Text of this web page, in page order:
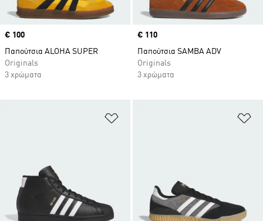
Price
€ 100
Παπούτσια ALOHA SUPER
Originals
3 χρώματα
Price
€ 110
Παπούτσια SAMBA ADV
Originals
3 χρώματα
Προσθήκη στη Λίστα Επιθυμιών